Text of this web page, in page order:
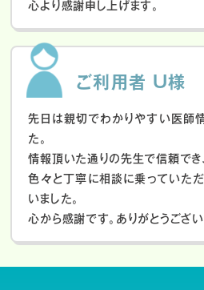
心より感謝申し上げます。
ご利用者 U様
先日は親切でわかりやすい医師
た。
情報頂いた通りの先生で信頼でき
色々と丁寧に相談に乗っていた
いました。
心から感謝です。ありがとうござ